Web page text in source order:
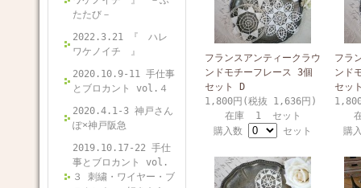
たたび－
2022.3.21 『 ハレ
ワケノイチ 』
2020.10.9-11 手仕事
とブロカント vol.４
2020.4.1-3 神戸さん
ぽ×神戸阪急
2019.10.17-22 手仕
事とブロカント vol.
３ 刺繍・ワイヤー・ブ
フランスアンティークラウ
ンドモチーフレース 3個
セット D
1,800円(税抜 1,636円)
在庫 1 セット
購入数
セット
フラ
ンド
セッ
購